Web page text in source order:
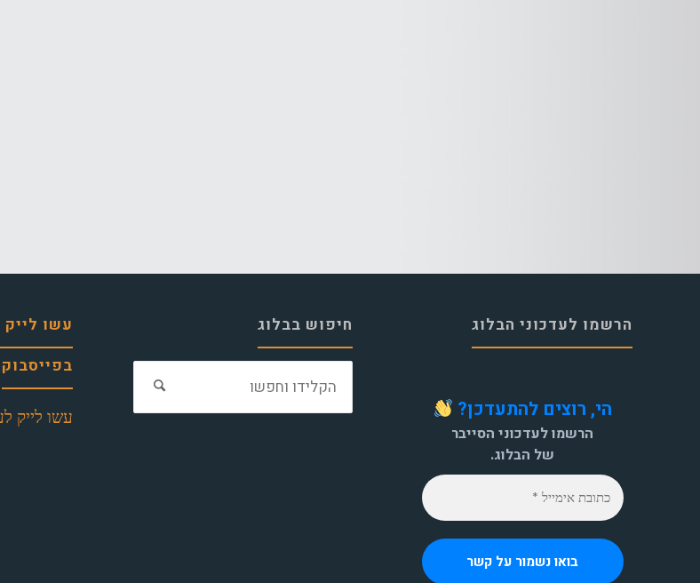
הרשמו לעדכוני הבלוג
הי, רוצים להתעדכן?
הרשמו לעדכוני הסייבר
של הבלוג.
חיפוש בבלוג
עשו
בפייסבוק
עשו לייק